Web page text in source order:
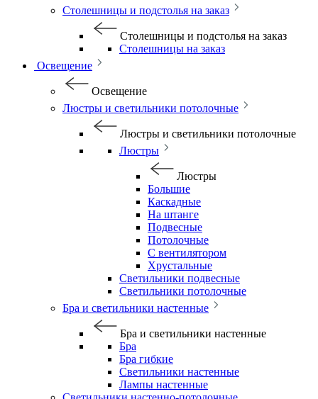
Столешницы и подстолья на заказ
Столешницы и подстолья на заказ
Столешницы на заказ
Освещение
Освещение
Люстры и светильники потолочные
Люстры и светильники потолочные
Люстры
Люстры
Большие
Каскадные
На штанге
Подвесные
Потолочные
С вентилятором
Хрустальные
Светильники подвесные
Светильники потолочные
Бра и светильники настенные
Бра и светильники настенные
Бра
Бра гибкие
Светильники настенные
Лампы настенные